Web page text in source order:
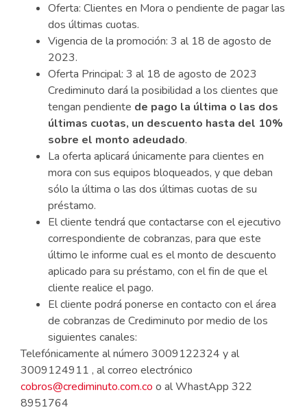
Oferta: Clientes en Mora o pendiente de pagar las
dos últimas cuotas.
Vigencia de la promoción: 3 al 18 de agosto de
2023.
Oferta Principal: 3 al 18 de agosto de 2023
Crediminuto dará la posibilidad a los clientes que
tengan pendiente de pago la última o las dos
últimas cuotas, un descuento hasta del 10%
sobre el monto adeudado.
La oferta aplicará únicamente para clientes en
mora con sus equipos bloqueados, y que deban
sólo la última o las dos últimas cuotas de su
préstamo.
El cliente tendrá que contactarse con el ejecutivo
correspondiente de cobranzas, para que este
último le informe cual es el monto de descuento
aplicado para su préstamo, con el fin de que el
cliente realice el pago.
El cliente podrá ponerse en contacto con el área
de cobranzas de Crediminuto por medio de los
siguientes canales:
Telefónicamente al número 3009122324 y al
3009124911 , al correo electrónico
cobros@crediminuto.com.co o al WhastApp 322
8951764